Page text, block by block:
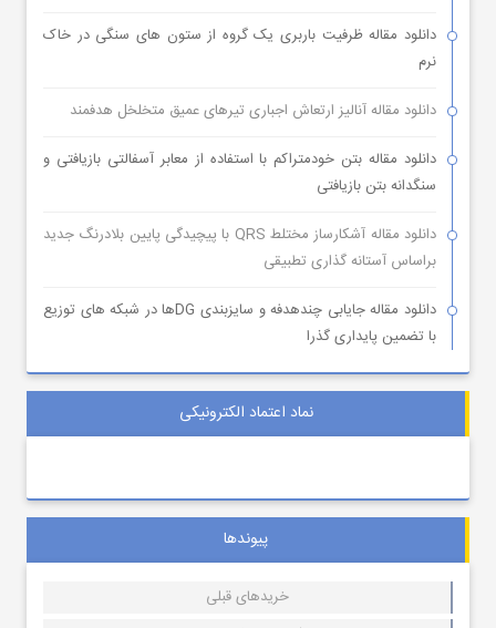
دانلود مقاله ظرفیت باربری یک گروه از ستون های سنگی در خاک
نرم
دانلود مقاله آنالیز ارتعاش اجباری تیرهای عمیق متخلخل هدفمند
دانلود مقاله بتن خودمتراکم با استفاده از معابر آسفالتی بازیافتی و
سنگدانه بتن بازیافتی
دانلود مقاله آشکارساز مختلط QRS با پیچیدگی پایین بلادرنگ جدید
براساس آستانه گذاری تطبیقی
دانلود مقاله جایابی چندهدفه و سایزبندی DGها در شبکه های توزیع
با تضمین پایداری گذرا
نماد اعتماد الکترونیکی
پیوندها
خریدهای قبلی